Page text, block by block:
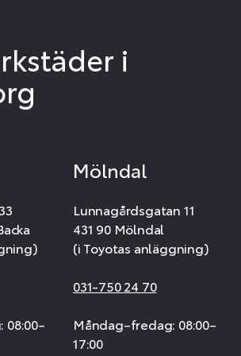
i
Mölndal
Lunnagårdsgatan 11
431 90 Mölndal
(i Toyotas anläggning)
031-750 24 70
Måndag–fredag: 08:00–
17:00